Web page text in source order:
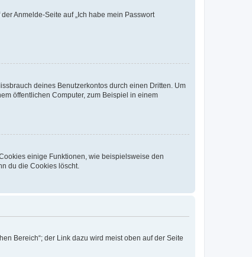
Anmelde-Seite auf „Ich habe mein Passwort
deines Benutzerkontos durch einen Dritten. Um
öffentlichen Computer, zum Beispiel in einem
einige Funktionen, wie beispielsweise den
du die Cookies löscht.
Bereich“; der Link dazu wird meist oben auf der Seite